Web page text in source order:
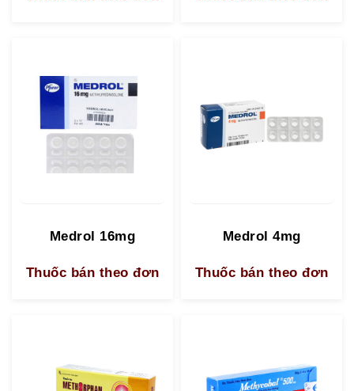
Medrol 16mg
Thuốc bán theo đơn
Medrol 4mg
Thuốc bán theo đơn